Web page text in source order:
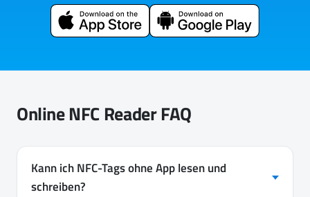
Online NFC Reader FAQ
Kann ich NFC-Tags ohne App lesen und
schreiben?